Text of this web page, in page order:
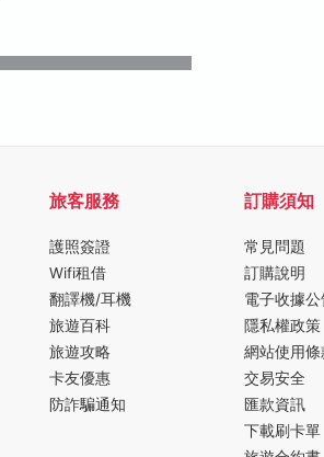
旅客服務
護照簽證
Wifi租借
翻譯機/耳機
旅遊百科
旅遊攻略
卡友優惠
防詐騙通知
訂購須知
常見問題
訂購說明
電子收據公
隱私權政策
網站使用條
交易安全
匯款資訊
下載刷卡單